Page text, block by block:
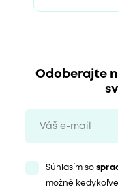
Odoberajte
Súhlasím so
možné